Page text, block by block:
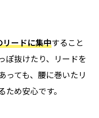
リードに集中すること
ぽ抜けたり、リードを
っても、腰に巻いたリ
め安心です。